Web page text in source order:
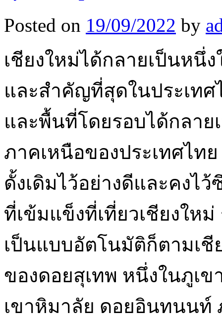
Posted on 19/09/2022 by
เชียงใหม่ได้กลายเป็นหนึ่
และสำคัญที่สุดในประเทศ
และพื้นที่โดยรอบได้กลาย
ภาคเหนือของประเทศไท
ดั้งเดิมไว้อย่างดีและคงไ
ที่เข้มแข็งที่เที่ยวเชียงให
เป็นแบบอัตโนมัติก็ตามเ
ของดอยสุเทพ หนึ่งในภูเ
เขาหิมาลัย ดอยอินทนนท์